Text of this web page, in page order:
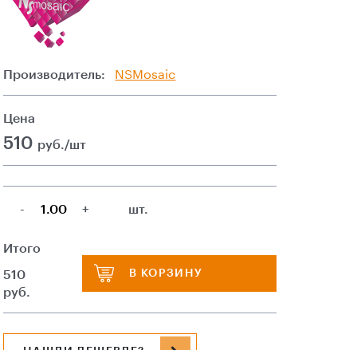
Производитель: NSMosaic
Цена
510 руб./шт
- + шт.
Итого
510
руб.
В КОРЗИНУ